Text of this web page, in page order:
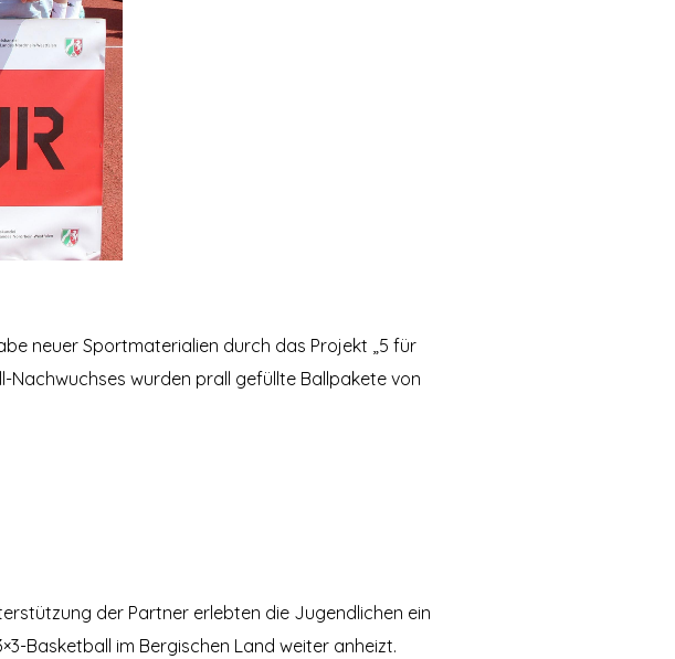
neuer Sportmaterialien durch das Projekt „5 für
Nachwuchses wurden prall gefüllte Ballpakete von
der Partner erlebten die Jugendlichen ein
Basketball im Bergischen Land weiter anheizt.